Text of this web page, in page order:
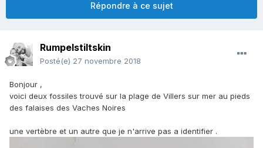
Répondre à ce sujet
Rumpelstiltskin
Posté(e) 27 novembre 2018
Bonjour ,
voici deux fossiles trouvé sur la plage de Villers sur mer au pieds
des falaises des Vaches Noires
une vertèbre et un autre que je n'arrive pas a identifier .